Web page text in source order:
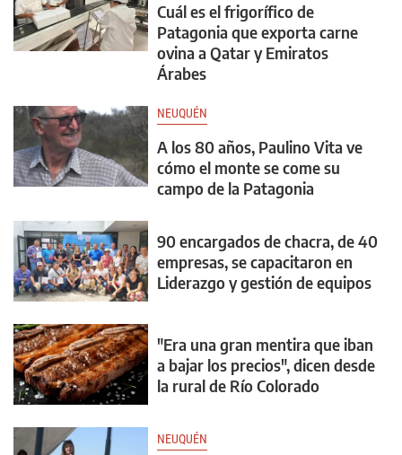
Cuál es el frigorífico de
Patagonia que exporta carne
ovina a Qatar y Emiratos
Árabes
NEUQUÉN
A los 80 años, Paulino Vita ve
cómo el monte se come su
campo de la Patagonia
90 encargados de chacra, de 40
empresas, se capacitaron en
Liderazgo y gestión de equipos
"Era una gran mentira que iban
a bajar los precios", dicen desde
la rural de Río Colorado
NEUQUÉN